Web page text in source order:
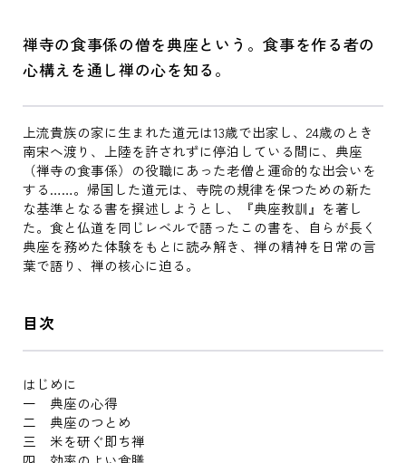
禅寺の食事係の僧を典座という。食事を作る者の
心構えを通し禅の心を知る。
上流貴族の家に生まれた道元は13歳で出家し、24歳のとき
南宋へ渡り、上陸を許されずに停泊している間に、典座
（禅寺の食事係）の役職にあった老僧と運命的な出会いを
する……。帰国した道元は、寺院の規律を保つための新た
な基準となる書を撰述しようとし、『典座教訓』を著し
た。食と仏道を同じレベルで語ったこの書を、自らが長く
典座を務めた体験をもとに読み解き、禅の精神を日常の言
葉で語り、禅の核心に迫る。
目次
はじめに
一 典座の心得
二 典座のつとめ
三 米を研ぐ即ち禅